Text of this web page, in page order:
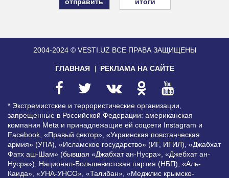
2004-2024 © VESTI.UZ ВСЕ ПРАВА ЗАЩИЩЕНЫ
ГЛАВНАЯ РЕКЛАМА НА САЙТЕ
* Экстремистские и террористические организации,
запрещенные в Российской Федерации: американская
компания Meta и принадлежащие ей соцсети Instagram и
Facebook, «Правый сектор», «Украинская повстанческая
армия» (УПА), «Исламское государство» (ИГ, ИГИЛ), «Джабхат
Фатх аш-Шам» (бывшая «Джабхат ан-Нусра», «Джебхат ан-
Нусра»), Национал-Большевистская партия (НБП), «Аль-
Каида», «УНА-УНСО», «Талибан», «Меджлис крымско-